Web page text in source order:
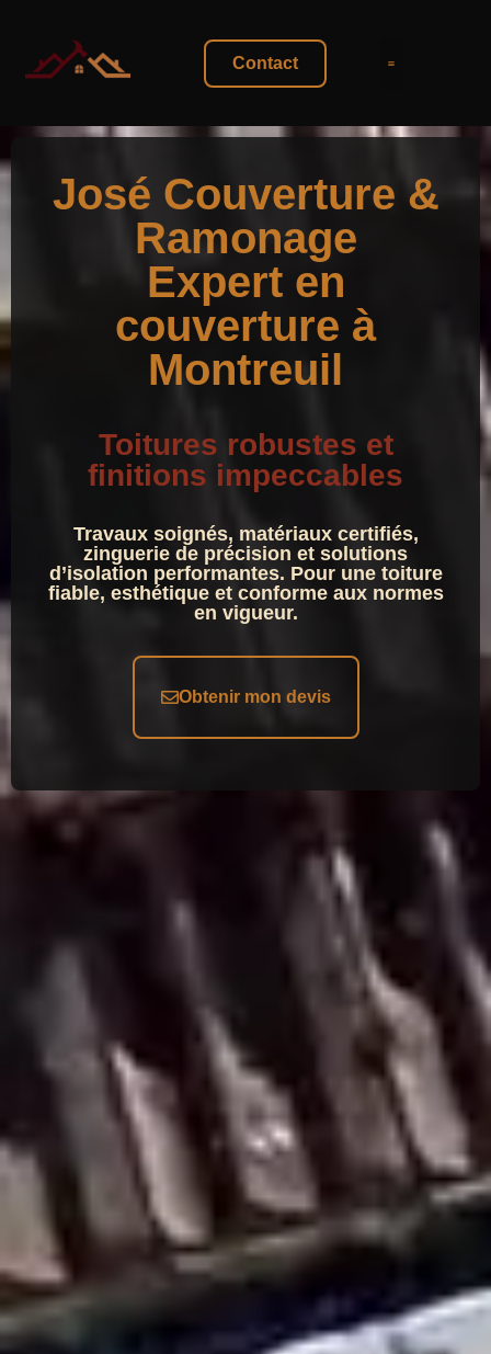
Contact
José Couverture &
Ramonage
Expert en
couverture à
Montreuil
Toitures robustes et
finitions impeccables
Travaux soignés, matériaux certifiés,
zinguerie de précision et solutions
d’isolation performantes. Pour une toiture
fiable, esthétique et conforme aux normes
en vigueur.
Obtenir mon devis